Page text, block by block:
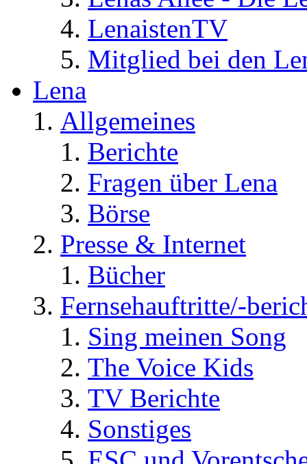
LenaistenTV
Mitglied bei den
Lena
Allgemeines
Berichte
Fragen über Lena
Börse
Presse & Internet
Bücher
Fernsehauftritte/-
Sing meinen Song
The Voice Kids
TV Berichte
Sonstiges